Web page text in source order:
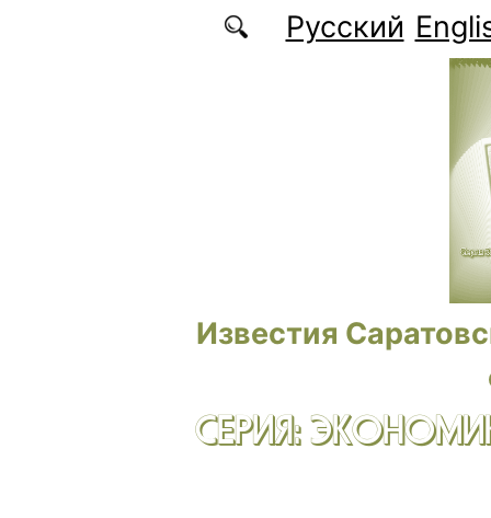
Перейти к основному содержаниюРусский
Известия
СЕРИЯ: